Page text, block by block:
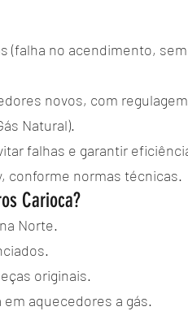
(falha no acendimento,
novos, com
Natural).
falhas e garantir
conforme normas técnicas.
Carioca?
Norte.
originais.
em aquecedores a gás.